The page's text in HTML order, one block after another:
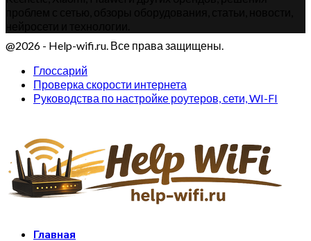
@2026 - Help-wifi.ru. Все права защищены.
Глоссарий
Проверка скорости интернета
Руководства по настройке роутеров, сети, WI-FI
Главная